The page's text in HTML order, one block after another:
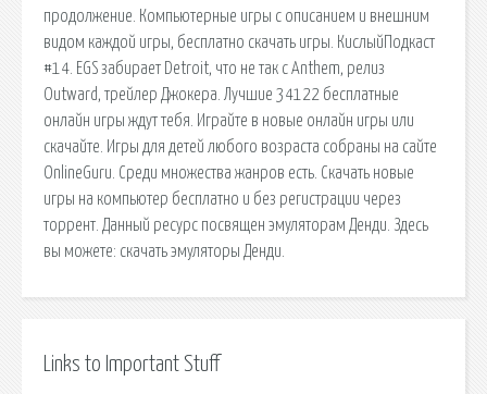
продолжение. Компьютерные игры с описанием и внешним
видом каждой игры, бесплатно скачать игры. КислыйПодкаст
#14. EGS забирает Detroit, что не так с Anthem, релиз
Outward, трейлер Джокера. Лучшие 34122 бесплатные
онлайн игры ждут тебя. Играйте в новые онлайн игры или
скачайте. Игры для детей любого возраста собраны на сайте
OnlineGuru. Среди множества жанров есть. Скачать новые
игры на компьютер бесплатно и без регистрации через
торрент. Данный ресурс посвящен эмуляторам Денди. Здесь
вы можете: скачать эмуляторы Денди.
Links to Important Stuff